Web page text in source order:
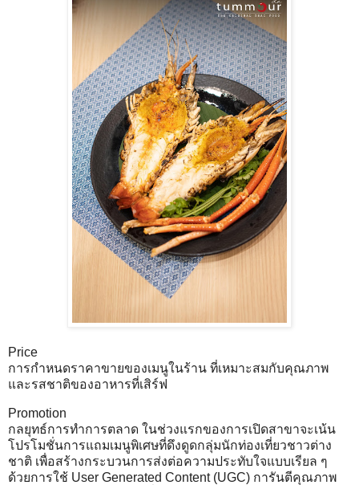
Price
การกำหนดราคาขายของเมนูในร้าน ที่เหมาะสมกับคุณภาพ
และรสชาติของอาหารที่เสิร์ฟ
Promotion
กลยุทธ์การทำการตลาด ในช่วงแรกของการเปิดสาขาจะเน้น
โปรโมชั่นการแถมเมนูพิเศษที่ดึงดูดกลุ่มนักท่องเที่ยวชาวต่าง
ชาติ เพื่อสร้างกระบวนการส่งต่อความประทับใจแบบเรียล ๆ
ด้วยการใช้ User Generated Content (UGC) การันตีคุณภาพ